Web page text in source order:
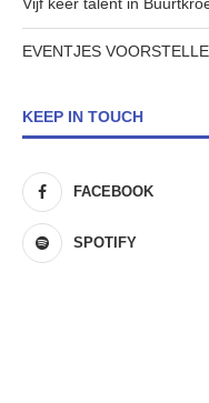
Vijf keer talent in
EVENTJES
KEEP IN TOUCH
FACEBOOK
SPOTIFY